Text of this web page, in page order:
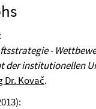
-
der institutionellen
Dr. Kovač.